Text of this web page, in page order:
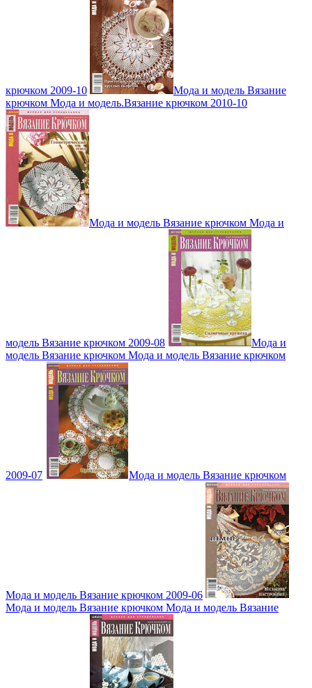
крючком 2009-10
Мода и модель Вязание
крючком Мода и модель.Вязание крючком 2010-10
Мода и модель Вязание крючком Мода и
модель Вязание крючком 2009-08
Мода и
модель Вязание крючком Мода и модель Вязание крючком
2009-07 Мода и модель Вязание крючком
Мода и модель Вязание крючком 2009-06
Мода и модель Вязание крючком Мода и модель Вязание